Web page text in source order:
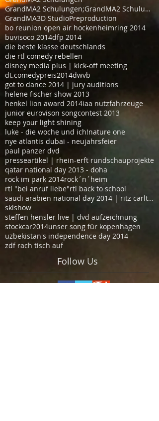
GrandMA2 Schulungen;GrandMA2 Schulungen Köln
GrandMA3D StudioPreproduction
bo reunion open air hockenheimring 2014
buvisoco 2014dfp 2014
die beste klasse deutschlands
die rtl comedy rebellen
disney media plus | kick-off meeting
dt.comedypreis2014dwvb
got to dance 2014 | jury auditions
helene fischer show 2013
henkel lion award 2014iaa nutzfahrzeuge
junior eurovison songcontest 2013
keep your light shining
luke - die woche und ich!nature one
nye atlantis dubai - neujahrsfeier
paul panzer dvd
presseartikel | rhein-erft rundschauprojekte
qatar national day 2013 - doha
rock im park 2014rock´n´heim
rtl "bei anruf liebe"rtl back to school
saudi arabien national day 2014 | ritz carlton hot
sklshow
steffen hensler live | dvd aufzeichnung
stockcar2014unser song für kopenhagen
uzbekistan's independence day 2014
zdf rach tisch auf
Follow Us